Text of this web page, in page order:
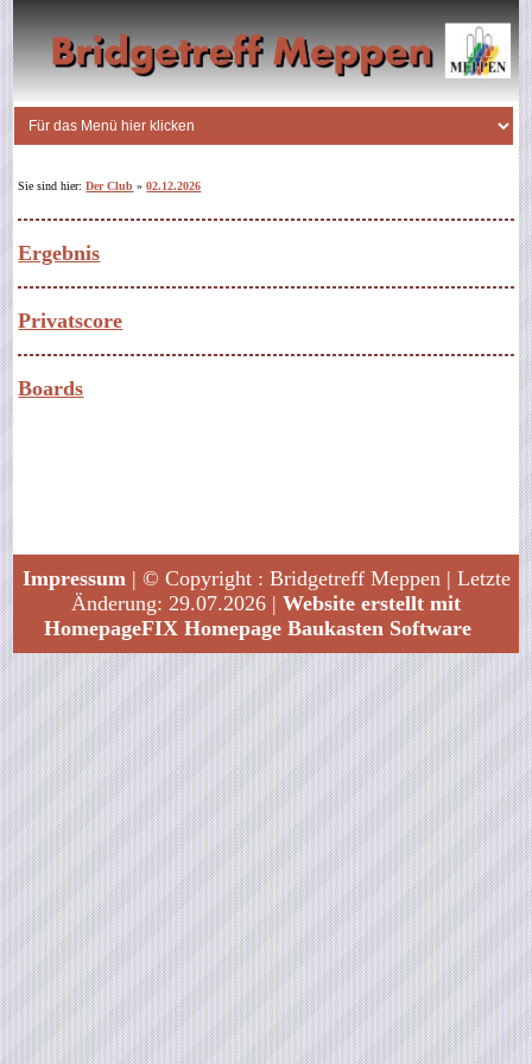
Sie sind hier:Der Club »02.12.2026
Ergebnis
Privatscore
Boards
Impressum | © Copyright : Bridgetreff Meppen | Letzte
Änderung: 29.07.2026 | Website erstellt mit
HomepageFIX Homepage Baukasten Software